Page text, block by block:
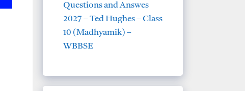
Questions and Answes
2027 – Ted Hughes – Class
10 (Madhyamik) –
WBBSE